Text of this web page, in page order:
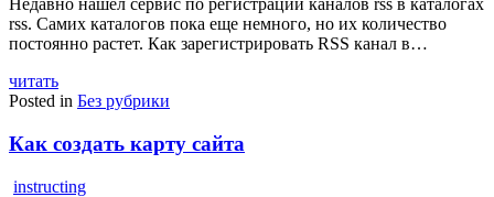
Недавно нашел сервис по регистрации каналов rss в каталогах
rss. Самих каталогов пока еще немного, но их количество
постоянно растет. Как зарегистрировать RSS канал в…
читать
Posted in Без рубрики
Как создать карту сайта
instructing